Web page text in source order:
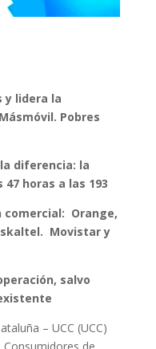
y lidera la
Pobres
diferencia: la
horas a las 193
comercial: Orange,
Movistar y
salvo
– UCC (UCC)